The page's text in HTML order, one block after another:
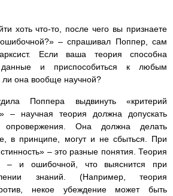
хоть что-то, после чего вы признаете
– спрашивал Поппер, сам
Если ваша теория способна
и приспособиться к любым
ли она вообще научной?
Поппера выдвинуть «критерий
– научная теория должна допускать
опровержения. Она должна делать
в принципе, могут и не сбыться. При
– это разные понятия. Теория
– и ошибочной, что выяснится при
знаний. (Например, теория
некое убеждение может быть